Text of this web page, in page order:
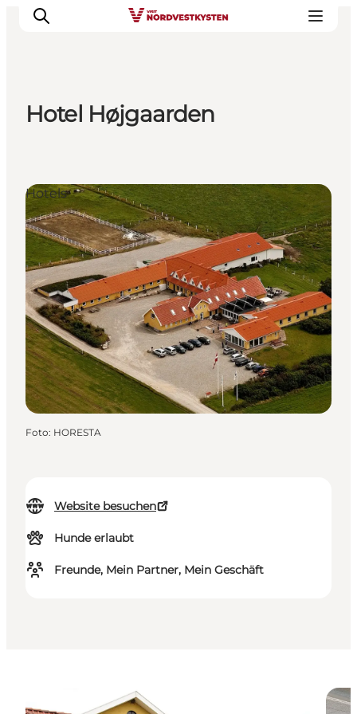
Events
Unterkunft
Mach deine Urlaubsplanung
Hotel Højgaarden
Website besuchen
Hunde erlaubt
Freunde, Mein Partner, Mein Geschäft
Hotels
Foto: HORESTA